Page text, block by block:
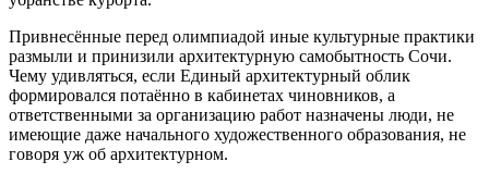
Привнесённые перед олимпиадой иные культурные практики
размыли и принизили архитектурную самобытность Сочи.
Чему удивляться, если Единый архитектурный облик
формировался потаённо в кабинетах чиновников, а
ответственными за организацию работ назначены люди, не
имеющие даже начального художественного образования, не
говоря уж об архитектурном.